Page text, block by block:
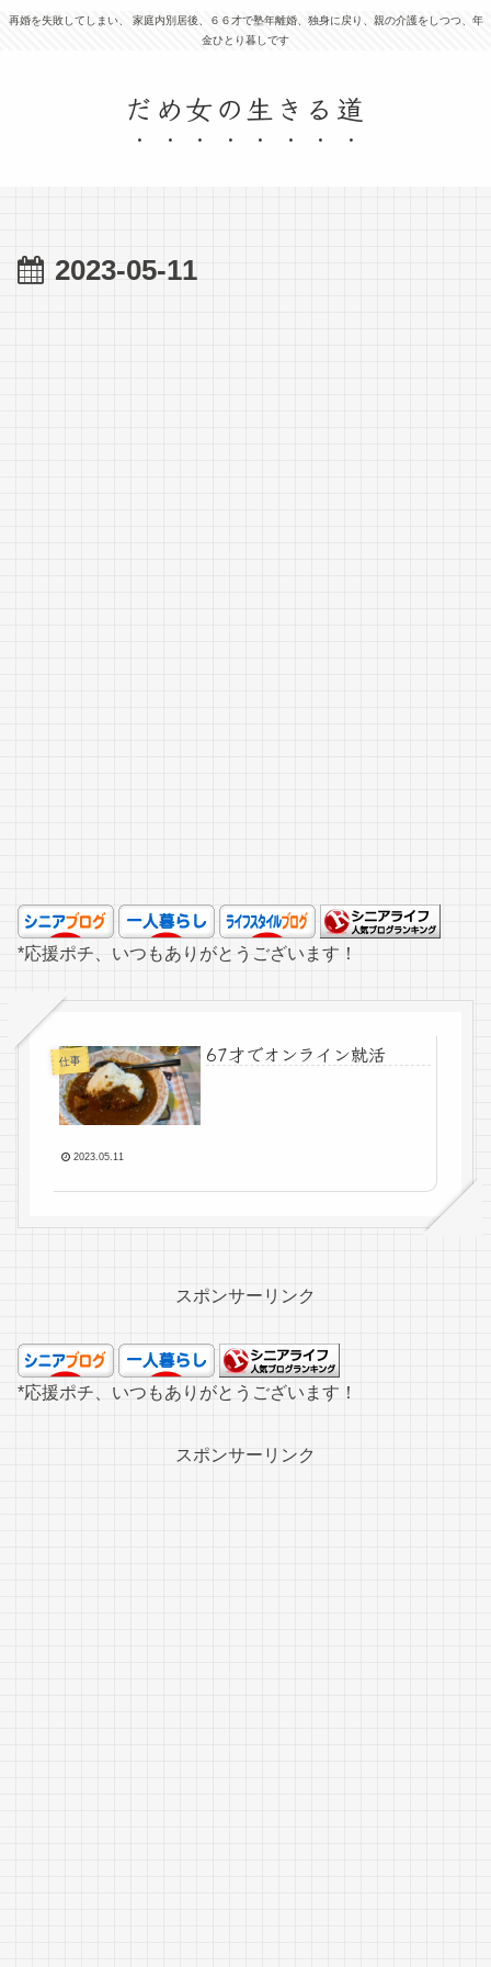
再婚を失敗してしまい、 家庭内別居後、６６才で塾年離婚、独身に戻り、親の介護をしつつ、年
金ひとり暮しです
だめ女の生きる道
2023-05-11
*応援ポチ、いつもありがとうございます！
仕事 67才でオンライン就活
2023.05.11
スポンサーリンク
*応援ポチ、いつもありがとうございます！
スポンサーリンク